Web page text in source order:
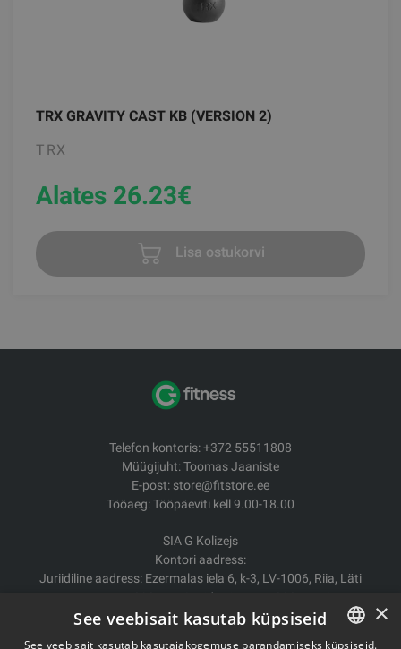
TRX GRAVITY CAST KB (VERSION 2)
TRX
Alates 26.23€
Lisa ostukorvi
Telefon kontoris: +372 55511808
Müügijuht: Toomas Jaaniste
E-post: store@fitstore.ee
Tööaeg: Tööpäeviti kell 9.00-18.00
SIA G Kolizejs
Kontori aadress:
Juriidiline aadress: Ezermalas iela 6, k-3, LV-1006, Riia, Läti
Reg.nr. 44103017158 Mida ei. LV44103017158
A/S SEB Banka LV92UNLA0004007467819
×
See veebisait kasutab küpsiseid
See veebisait kasutab kasutajakogemuse parandamiseks küpsiseid.